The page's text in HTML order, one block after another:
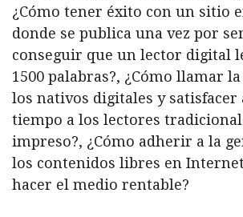
¿Cómo tener éxito con un sitio
donde se publica una vez por
conseguir que un lector digital
1500 palabras?, ¿Cómo llamar
los nativos digitales y satisfacer
tiempo a los lectores
impreso?, ¿Cómo adherir a la
los contenidos libres en
hacer el medio rentable?